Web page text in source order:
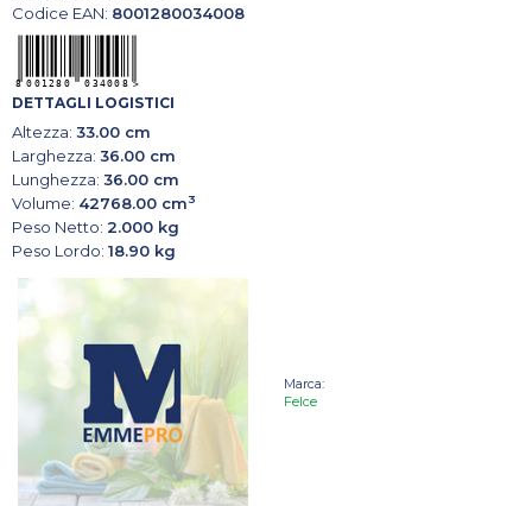
Codice EAN: 8001280034008
DETTAGLI LOGISTICI
Altezza: 33.00 cm
Larghezza: 36.00 cm
Lunghezza: 36.00 cm
Volume: 42768.00 cm3
Peso Netto: 2.000 kg
Peso Lordo: 18.90 kg
Marca:
Felce